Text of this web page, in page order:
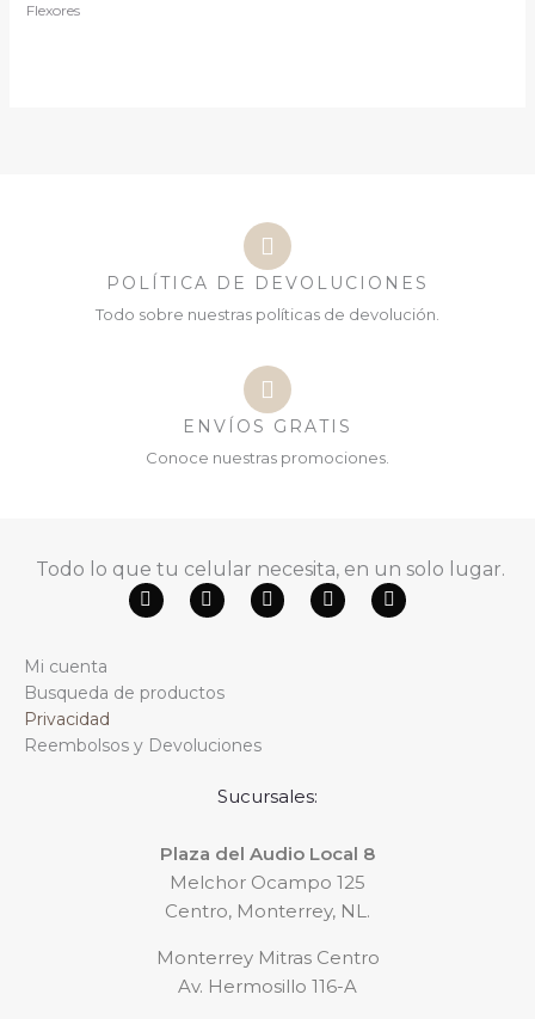
Flexores
POLÍTICA DE DEVOLUCIONES
Todo sobre nuestras políticas de devolución.
ENVÍOS GRATIS
Conoce nuestras promociones.
Todo lo que tu celular necesita, en un solo lugar.
F
a
o
o
Y
o
b
e
W
h
T
i
I
n
Mi cuenta
Busqueda de productos
Privacidad
Reembolsos y Devoluciones
Sucursales:
Plaza del Audio Local 8
Melchor Ocampo 125
Centro, Monterrey, NL.
Monterrey Mitras Centro
Av. Hermosillo 116-A